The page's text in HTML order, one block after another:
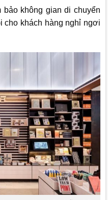
không gian di chuyển
cho khách hàng nghỉ ngơi